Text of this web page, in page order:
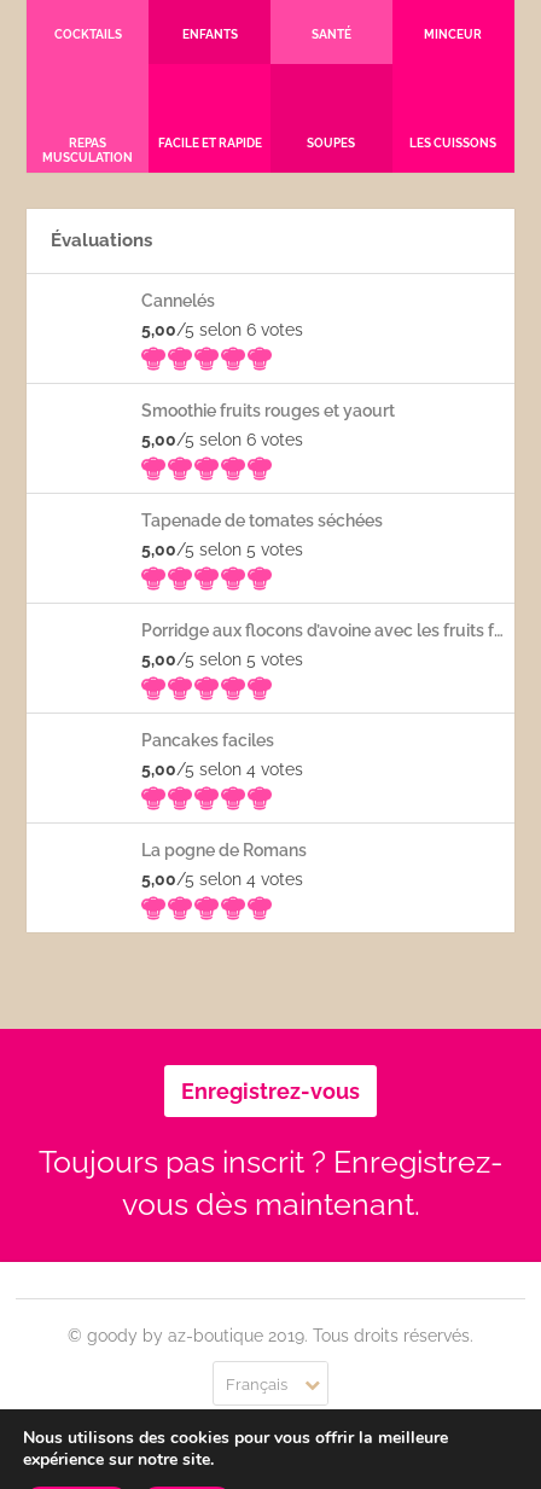
COCKTAILS ENFANTS SANTÉ MINCEUR
REPAS
MUSCULATION
FACILE ET RAPIDE SOUPES LES CUISSONS
Évaluations
Cannelés
5,00/5 selon 6votes
Smoothie fruits rouges et yaourt
5,00/5 selon 6votes
Tapenade de tomates séchées
5,00/5 selon 5votes
Porridge aux flocons d’avoine avec les fruits frais
5,00/5 selon 5votes
Pancakes faciles
5,00/5 selon 4votes
La pogne de Romans
5,00/5 selon 4votes
Enregistrez-vous
Toujours pas inscrit ? Enregistrez-
vous dès maintenant.
© goody by az-boutique 2019. Tous droits réservés.
Français
Contact Se connecter Confidentialité CGU
Nous utilisons des cookies pour vous offrir la meilleure
expérience sur notre site.